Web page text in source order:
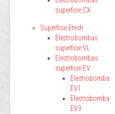
superficie CX
Superficie Etech
Electrobombas
superficie VL
Electrobombas
superficie EV
Electrobomba
EV1
Electrobomba
EV3